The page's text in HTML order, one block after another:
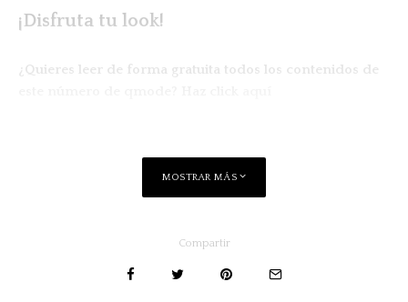
¡Disfruta tu look!
¿Quieres leer de forma gratuita todos los contenidos de
MOSTRAR MÁS
Compartir